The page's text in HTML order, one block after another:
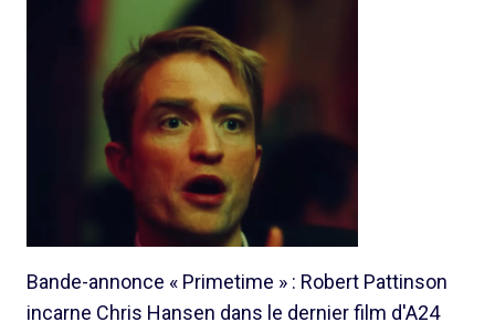
Bande-annonce « Primetime » : Robert Pattinson
incarne Chris Hansen dans le dernier film d'A24